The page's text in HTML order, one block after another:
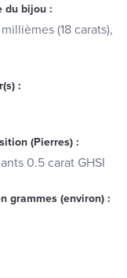
du bijou :
(18 carats),
:
(Pierres) :
0.5 carat GHSI
grammes (environ) :